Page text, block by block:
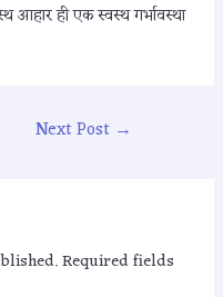
ही एक स्वस्थ गर्भावस्था
Next Post →
Required fields